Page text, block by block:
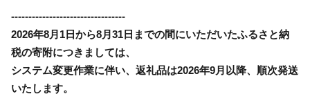
---------------------------------
2026年8月1日から8月31日までの間にいただいたふるさと納
税の寄附につきましては、
システム変更作業に伴い、返礼品は2026年9月以降、順次発送
いたします。